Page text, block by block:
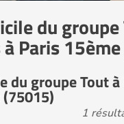
du
à Paris
du groupe Tout
1